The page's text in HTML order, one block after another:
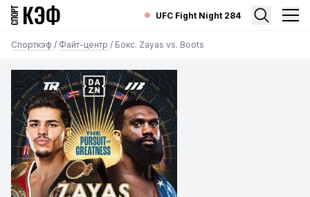
UFC Fight Night 284
Спорткэф / Файт-центр / Бокс. Zayas vs. Boots